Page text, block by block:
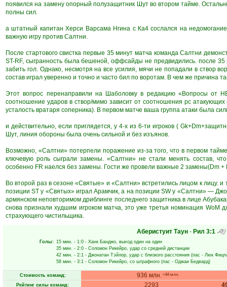
появился на замену опорный полузащитник Шут во втором тайме.
полны сил.
а штатный капитан Херси Варсама Нгина с Ка4 сослался на
важную игру против Салтни.
После стартового свистка первые 35 минут матча команда Салтни
ST-RF, сыгранность была бешеной, оффсайды не предвидились. после
забить гол. Однако, несмотря на все усилия, мячи не попадали в створ
состав играл уверенно и точно и часто бил по воротам. В чем же причина
Этот вопрос перенаправили на Шаболовку в редакцию «Вопросы от
соотношение ударов в створ/мимо зависит от соотношения рс
усталость вратаря соперника). В первом матче ваша группа атаки была
и действительно, если приглядется, у 4-х из 6-ти игроков (
Шут, линия обороны была очень сильной и без изъянов.
Возможно, «Салтни» потерпели поражение из-за того, что в первом
ключевую роль сыграли замены. «Салтни» не стали менять состав,
особенно FR наелся без замены. Гости же провели важные 2 замены(Dm
Во второй раз в сезоне «Святые» и «Салтни» встретились лицом к лицу.
позиции ST у «Святых» играл Арамчик, а на позиции SW у «Салтни» —
армянском неповторимом дриблинге последнего защитника в лице
снова признали худшим игроком матча, это уже третья номинация WoM
страхующего чистильщика.
Аберистуит Таун- Рил 3:1
Голы: 15 мин. - 1:0 - Ханк Банджо, выход один на один
35 мин. - 2:0 - Соломон Рикейро, удар со средней дистанции
42 мин. - 2:1 - Джонатан Тэйлор, удар с близкого расстояния (пас - Люк
58 мин. - 3:1 - Соломон Рикейро, со штрафного (пас - Оджаи Бедвард)
Стоимость команд: 936 млн. +84 млн.
Рейтинг силы команд: 2293